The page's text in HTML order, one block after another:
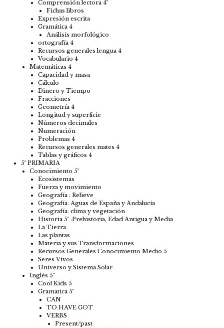
Comprensión lectora 4º
Fichas libros
Expresión escrita
Gramática 4
Análisis morfológico
ortografía 4
Recursos generales lengua 4
Vocabulario 4
Matemáticas 4
Capacidad y masa
Cálculo
Dinero y Tiempo
Fracciones
Geometría 4
Longitud y superficie
Números decimales
Numeración
Problemas 4
Recursos generales mates 4
Tablas y gráficos 4
5º PRIMARIA
Conocimiento 5º
Ecosistemas
Fuerza y movimiento
Geografía : Relieve
Geografía: Aguas de España y Andalucía
Geografía: clima y vegetación
Historia 5º :Prehistoria, Edad Antigua y Media
La Tierra
Las plantas
Materia y sus Transformaciones
Recursos Generales Conocimiento Medio 5
Seres Vivos
Universo y Sistema Solar
Inglés 5º
Cool Kids 5
Gramatica 5º
CAN
TO HAVE GOT
VERBS
Present/past